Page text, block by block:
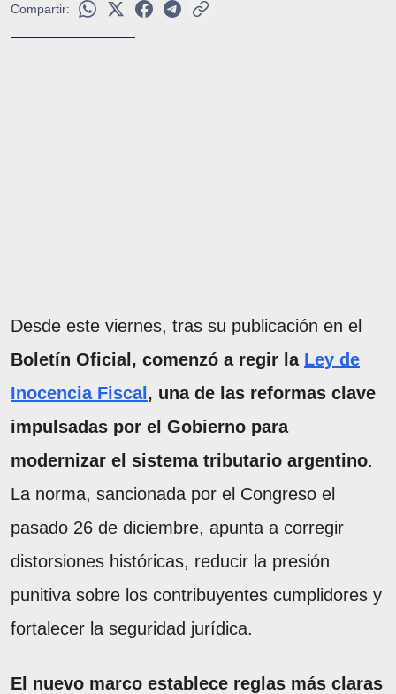
Compartir:
Desde este viernes, tras su publicación en el
Boletín Oficial, comenzó a regir la Ley de
Inocencia Fiscal , una de las reformas clave
impulsadas por el Gobierno para
modernizar el sistema tributario argentino.
La norma, sancionada por el Congreso el
pasado 26 de diciembre, apunta a corregir
distorsiones históricas, reducir la presión
punitiva sobre los contribuyentes cumplidores y
fortalecer la seguridad jurídica.
El nuevo marco establece reglas más claras